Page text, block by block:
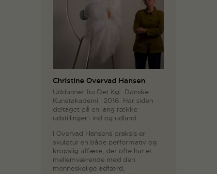
Christine Overvad Hansen
Uddannet fra Det Kgl. Danske
Kunstakademi i 2016. Har siden
deltaget på en lang række
udstillinger i ind og udland.
I Overvad Hansens praksis er
skulptur en både performativ og
kropslig affære, der ofte har et
mellemværende med den
menneskelige adfærd,